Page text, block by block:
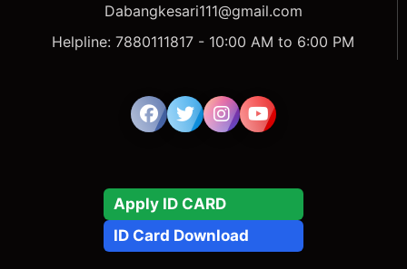
Dabangkesari111@gmail.com
Helpline: 7880111817 - 10:00 AM to 6:00 PM
Apply ID CARD
ID Card Download